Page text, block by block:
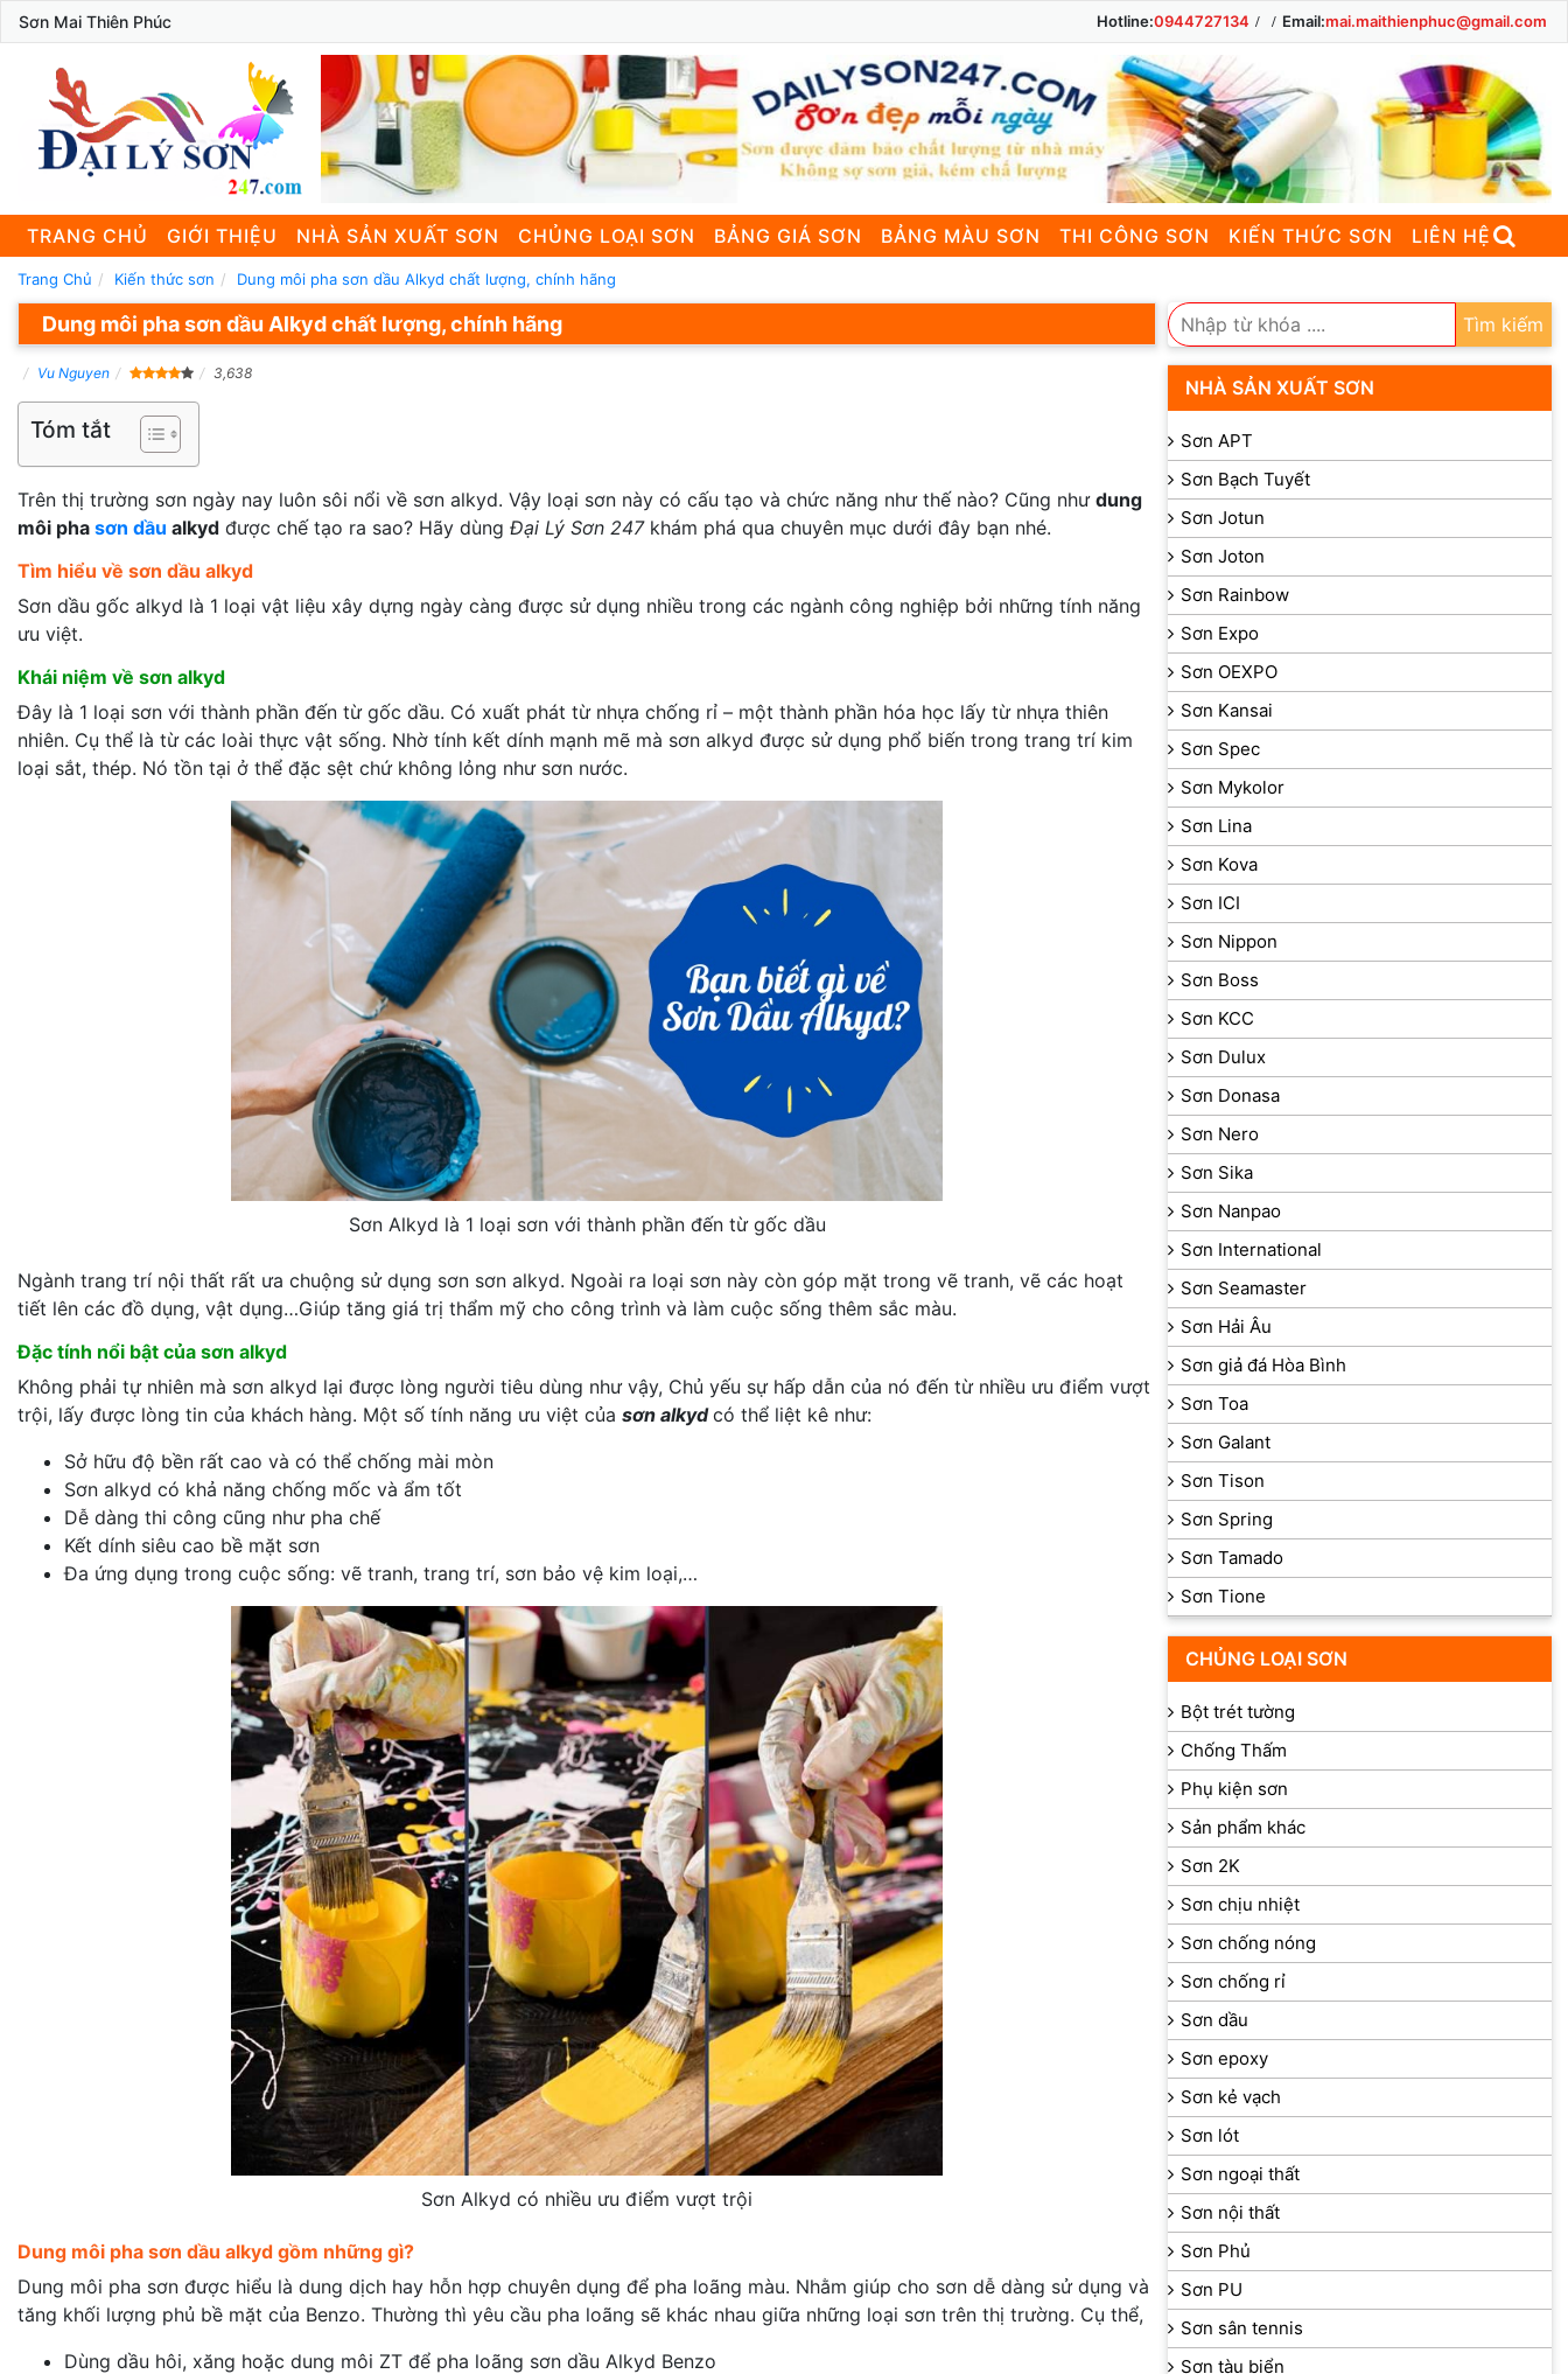
Sơn Mai Thiên Phúc Hotline:0944727134 Email:mai.maithienphuc@gmail.com
TRANG CHỦ GIỚI THIỆU NHÀ SẢN XUẤT SƠN CHỦNG LOẠI SƠN BẢNG GIÁ SƠN BẢNG MÀU SƠN THI CÔNG SƠN KIẾN THỨC SƠN LIÊN HỆ
Trang Chủ Kiến thức sơn Dung môi pha sơn dầu Alkyd chất lượng, chính hãng
Dung môi pha sơn dầu Alkyd chất lượng, chính hãng
Vu Nguyen 3,638
Tóm tắt
Trên thị trường sơn ngày nay luôn sôi nổi về sơn alkyd. Vậy loại sơn này có cấu tạo và chức năng như thế nào? Cũng như dung
môi pha sơn dầu alkyd được chế tạo ra sao? Hãy dùng Đại Lý Sơn 247khám phá qua chuyên mục dưới đây bạn nhé.
Tìm hiểu về sơn dầu alkyd
Sơn dầu gốc alkyd là 1 loại vật liệu xây dựng ngày càng được sử dụng nhiều trong các ngành công nghiệp bởi những tính năng
ưu việt.
Khái niệm về sơn alkyd
Đây là 1 loại sơn với thành phần đến từ gốc dầu. Có xuất phát từ nhựa chống rỉ – một thành phần hóa học lấy từ nhựa thiên
nhiên. Cụ thể là từ các loài thực vật sống. Nhờ tính kết dính mạnh mẽ mà sơn alkyd được sử dụng phổ biến trong trang trí kim
loại sắt, thép. Nó tồn tại ở thể đặc sệt chứ không lỏng như sơn nước.
Sơn Alkyd là 1 loại sơn với thành phần đến từ gốc dầu
Ngành trang trí nội thất rất ưa chuộng sử dụng sơn sơn alkyd. Ngoài ra loại sơn này còn góp mặt trong vẽ tranh, vẽ các hoạt
tiết lên các đồ dụng, vật dụng…Giúp tăng giá trị thẩm mỹ cho công trình và làm cuộc sống thêm sắc màu.
Đặc tính nổi bật của sơn alkyd
Không phải tự nhiên mà sơn alkyd lại được lòng người tiêu dùng như vậy, Chủ yếu sự hấp dẫn của nó đến từ nhiều ưu điểm vượt
trội, lấy được lòng tin của khách hàng. Một số tính năng ưu việt của sơn alkydcó thể liệt kê như:
Sở hữu độ bền rất cao và có thể chống mài mòn
Sơn alkyd có khả năng chống mốc và ẩm tốt
Dễ dàng thi công cũng như pha chế
Kết dính siêu cao bề mặt sơn
Đa ứng dụng trong cuộc sống: vẽ tranh, trang trí, sơn bảo vệ kim loại,…
Sơn Alkyd có nhiều ưu điểm vượt trội
Dung môi pha sơn dầu alkyd gồm những gì?
Dung môi pha sơn được hiểu là dung dịch hay hỗn hợp chuyên dụng để pha loãng màu. Nhằm giúp cho sơn dễ dàng sử dụng và
tăng khối lượng phủ bề mặt của Benzo. Thường thì yêu cầu pha loãng sẽ khác nhau giữa những loại sơn trên thị trường. Cụ thể,
Dùng dầu hôi, xăng hoặc dung môi ZT để pha loãng sơn dầu Alkyd Benzo
Tìm kiếm
NHÀ SẢN XUẤT SƠN
Sơn APT
Sơn Bạch Tuyết
Sơn Jotun
Sơn Joton
Sơn Rainbow
Sơn Expo
Sơn OEXPO
Sơn Kansai
Sơn Spec
Sơn Mykolor
Sơn Lina
Sơn Kova
Sơn ICI
Sơn Nippon
Sơn Boss
Sơn KCC
Sơn Dulux
Sơn Donasa
Sơn Nero
Sơn Sika
Sơn Nanpao
Sơn International
Sơn Seamaster
Sơn Hải Âu
Sơn giả đá Hòa Bình
Sơn Toa
Sơn Galant
Sơn Tison
Sơn Spring
Sơn Tamado
Sơn Tione
CHỦNG LOẠI SƠN
Bột trét tường
Chống Thấm
Phụ kiện sơn
Sản phẩm khác
Sơn 2K
Sơn chịu nhiệt
Sơn chống nóng
Sơn chống rỉ
Sơn dầu
Sơn epoxy
Sơn kẻ vạch
Sơn lót
Sơn ngoại thất
Sơn nội thất
Sơn Phủ
Sơn PU
Sơn sân tennis
Sơn tàu biển